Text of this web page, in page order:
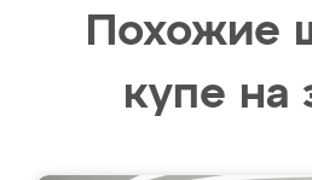
Похожие
купе на